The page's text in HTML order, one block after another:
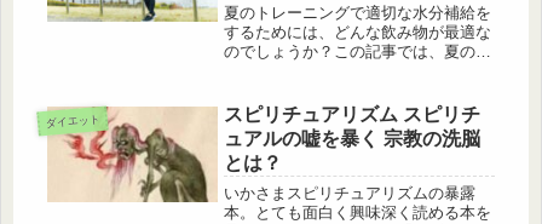
夏のトレーニングで適切な水分補給を
するためには、どんな飲み物が最適な
のでしょうか？この記事では、夏のト
す。水やスポーツドリンク、ココナッ
ツウォーターなどの選択肢を紹介し、
トレーニング効果を最大化するための
ポイントもお伝えします。
ダイエット
スピリチュアリズム スピリチ
ュアルの嘘を暴く 宗教の洗脳
とは？
いかさまスピリチュアリズムの暴露
本。とても面白く興味深く読める本を